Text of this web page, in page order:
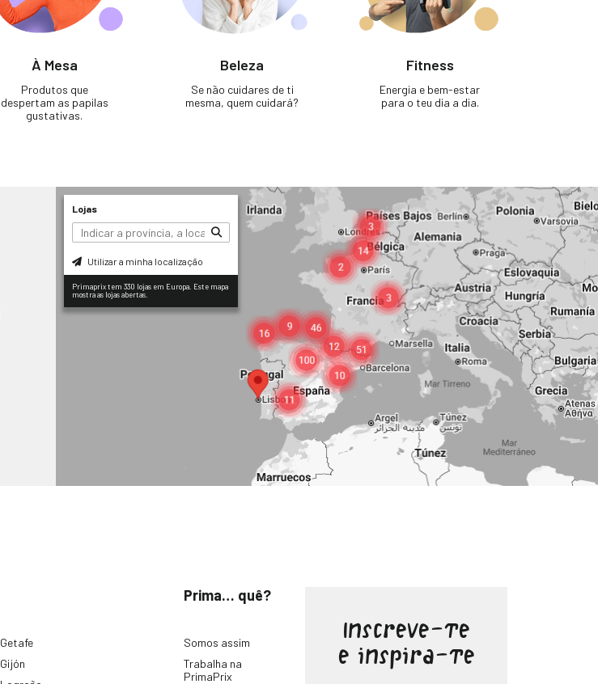
À Mesa
Produtos que
despertam as papilas
gustativas.
Beleza
Se não cuidares de ti
mesma, quem cuidará?
Fitness
Energia e bem-estar
para o teu dia a dia.
Lojas
Utilizar a minha localização
Primaprix tem 330 lojas em Europa. Este mapa
mostra as lojas abertas.
Getafe
Gijón
Prima… quê?
Somos assim
Trabalha na
PrimaPrix
Inscreve-te
e inspira-te